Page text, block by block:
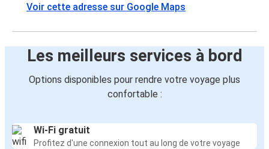
Voir cette adresse sur Google Maps
Les meilleurs services à bord
Options disponibles pour rendre votre voyage plus
confortable :
Wi-Fi gratuit
Profitez d'une connexion tout au long de votre voyage